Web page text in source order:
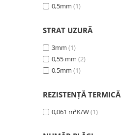
0,5mm (1)
STRAT UZURĂ
3mm (1)
0,55 mm (2)
0,5mm (1)
REZISTENȚĂ TERMICĂ
0,061 m²K/W(1)